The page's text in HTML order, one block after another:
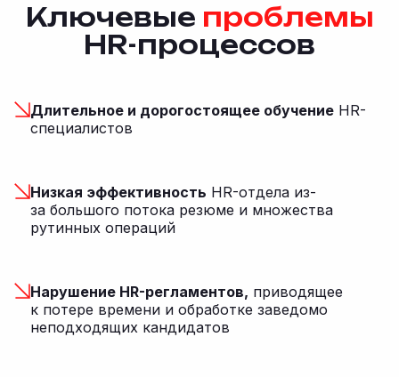
Ключевые проблемы
HR-процессов
Длительное и дорогостоящее обучение HR-
специалистов
Низкая эффективность HR-отдела из-
за большого потока резюме и множества
рутинных операций
Нарушение HR-регламентов, приводящее
к потере времени и обработке заведомо
неподходящих кандидатов